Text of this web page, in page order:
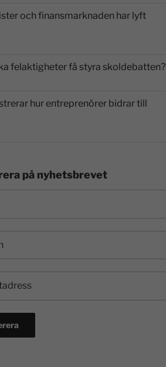
och finansmarknaden har lyft
felaktigheter få styra skoldebatten?
hur entreprenörer bidrar till
på nyhetsbrevet